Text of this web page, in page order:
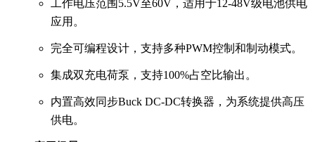
工作电压范围5.5V至60V，适用于12-48V级电池供电
应用。
完全可编程设计，支持多种PWM控制和制动模式。
集成双充电荷泵，支持100%占空比输出。
内置高效同步Buck DC-DC转换器，为系统提供高压
供电。